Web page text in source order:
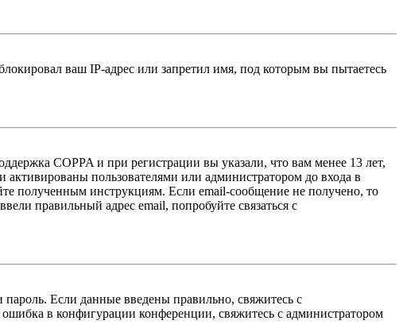
ваш IP-адрес или запретил имя, под которым вы пытаетесь
COPPA и при регистрации вы указали, что вам менее 13 лет,
пользователями или администратором до входа в
полученным инструкциям. Если email-сообщение не получено, то
правильный адрес email, попробуйте связаться с
Если данные введены правильно, свяжитесь с
в конфигурации конференции, свяжитесь с администратором